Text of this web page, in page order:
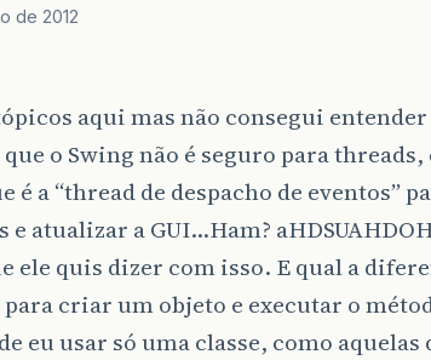
de 2012
aqui mas não consegui
o Swing não é seguro para threads,
é a “thread de despacho de eventos”
e atualizar a GUI…Ham?
ele quis dizer com isso. E qual a
para criar um objeto e executar o
eu usar só uma classe, como